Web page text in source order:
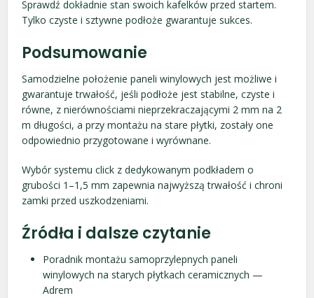
Sprawdź dokładnie stan swoich kafelków przed startem.
Tylko czyste i sztywne podłoże gwarantuje sukces.
Podsumowanie
Samodzielne położenie paneli winylowych jest możliwe i
gwarantuje trwałość, jeśli podłoże jest stabilne, czyste i
równe, z nierównościami nieprzekraczającymi 2 mm na 2
m długości, a przy montażu na stare płytki, zostały one
odpowiednio przygotowane i wyrównane.
Wybór systemu click z dedykowanym podkładem o
grubości 1–1,5 mm zapewnia najwyższą trwałość i chroni
zamki przed uszkodzeniami.
Źródła i dalsze czytanie
Poradnik montażu samoprzylepnych paneli
winylowych na starych płytkach ceramicznych —
Adrem